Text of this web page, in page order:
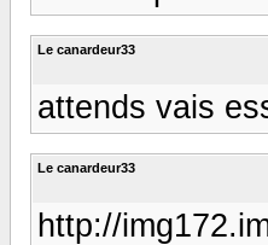
Le canardeur33
attends vais
Le canardeur33
http://